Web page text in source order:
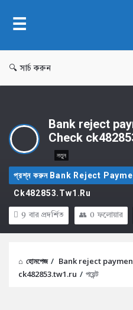
সার্চ করুন
Bank reject
Check
নতুন
প্রশ্ন করুন Bank Reject
Ck482853.tw1.ru
9 বার প্রদর্শিত 0 ফলোয়ার
হোমপেজ / Bank reject
ck482853.tw1.ru / পয়েন্ট